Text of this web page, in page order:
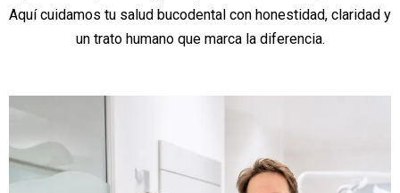
Aquí cuidamos tu salud bucodental con honestidad, claridad y
un trato humano que marca la diferencia.